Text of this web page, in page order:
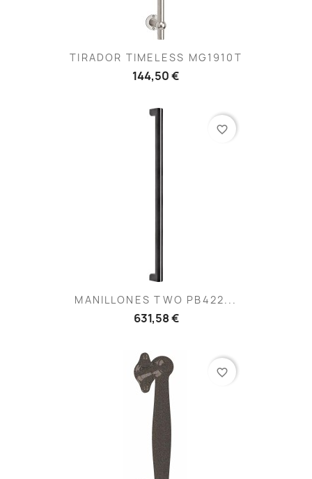
TIRADOR TIMELESS MG1910T
144,50 €
MANILLONES TWO PB422...
631,58 €
favorite_border
favorite_border